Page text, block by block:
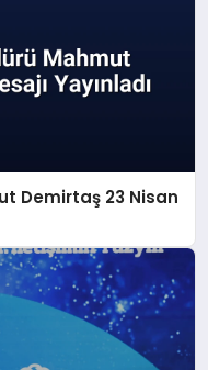
Demirtaş 23 Nisan